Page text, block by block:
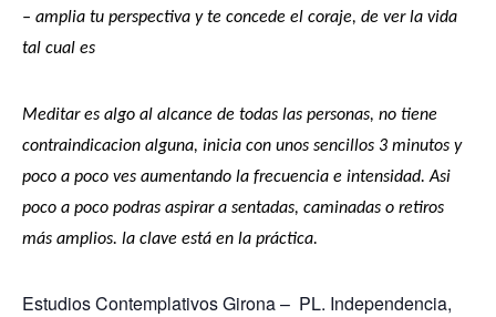
– amplia tu perspectiva y te concede el coraje, de ver la vida
tal cual es
Meditar es algo al alcance de todas las personas, no tiene
contraindicacion alguna, inicia con unos sencillos 3 minutos y
poco a poco ves aumentando la frecuencia e intensidad. Asi
poco a poco podras aspirar a sentadas, caminadas o retiros
más amplios. la clave está en la práctica.
Estudios Contemplativos Girona – PL. Independencia,